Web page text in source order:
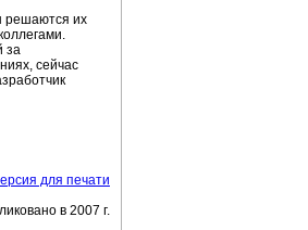
решаются их
за
сейчас
для печати
в 2007 г.